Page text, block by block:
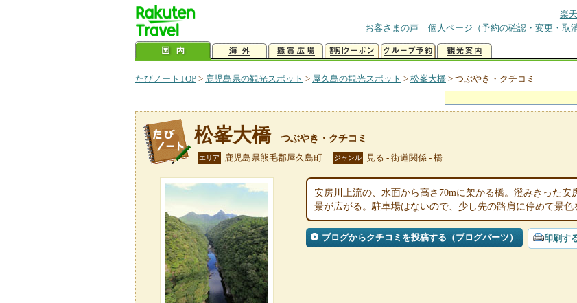
楽
お客さまの声
個人ページ（予約の確認・変更・取消
たびノートTOP > 鹿児島県の観光スポット > 屋久島の観光スポット > 松峯大橋 > つぶやき・クチコミ
松峯大橋 つぶやき・クチコミ
エリア 鹿児島県熊毛郡屋久島町 ジャンル 見る - 街道関係 - 橋
安房川上流の、水面から高さ70mに架かる橋。澄みきった
景が広がる。駐車場はないので、少し先の路肩に停めて景色
ブログからクチコミを投稿する（ブログパーツ） 印刷す